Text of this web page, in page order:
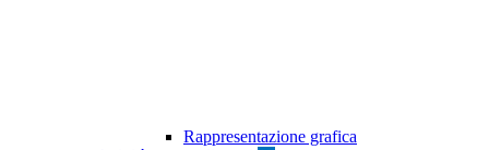
Rappresentazione grafica